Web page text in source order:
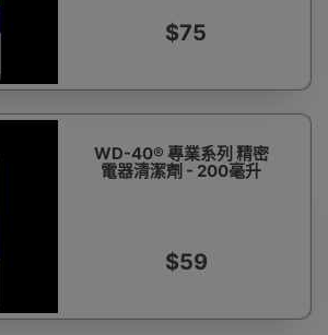
$75
WD-40® 專業系列 精密
電器清潔劑 - 200毫升
$59